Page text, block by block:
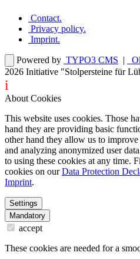
Contact.
Privacy policy.
Imprint.
Powered by TYPO3 CMS |
2026 Initiative "Stolpersteine für
i
About Cookies
This website uses cookies. Those
hand they are providing basic
other hand they allow us to
and analyzing anonymized user
to using these cookies at any time.
cookies on ourData Protection
Imprint.
Settings
Mandatory
accept
These cookies are needed for a